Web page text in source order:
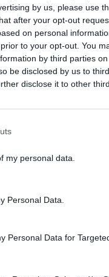
by us, please use
after your opt-out
on personal
to your opt-out. You
by third parties on
be disclosed by us to
disclose it to other
my personal data.
Personal Data.
Personal Data for